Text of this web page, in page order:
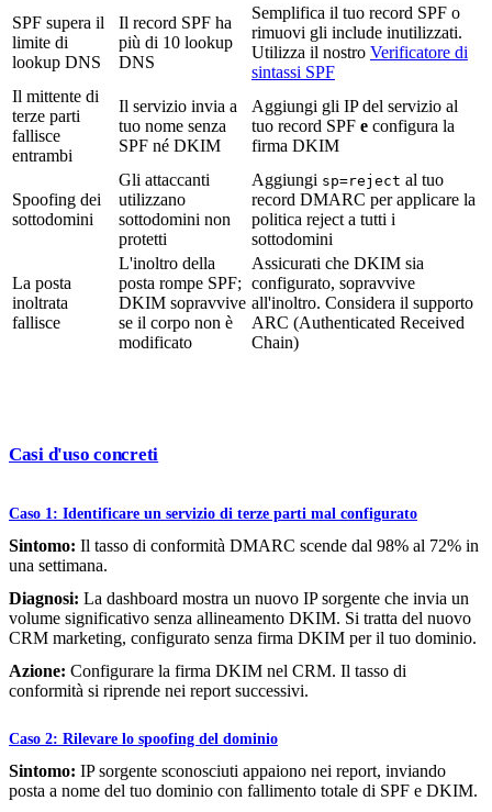
SPF supera il
limite di
lookup DNS
Il record SPF ha
più di 10 lookup
DNS
Semplifica il tuo record SPF o
rimuovi gli include inutilizzati.
Utilizza il nostro Verificatore di
sintassi SPF
Il mittente di
terze parti
fallisce
entrambi
Il servizio invia a
tuo nome senza
SPF né DKIM
Aggiungi gli IP del servizio al
tuo record SPF e configura la
firma DKIM
Spoofing dei
sottodomini
Gli attaccanti
utilizzano
sottodomini non
protetti
Aggiungi sp=reject al tuo
record DMARC per applicare la
politica reject a tutti i
sottodomini
La posta
inoltrata
fallisce
L'inoltro della
posta rompe SPF;
DKIM sopravvive
se il corpo non è
modificato
Assicurati che DKIM sia
configurato, sopravvive
all'inoltro. Considera il supporto
ARC (Authenticated Received
Chain)
Casi d'uso concreti
Caso 1: Identificare un servizio di terze parti mal configurato
Sintomo: Il tasso di conformità DMARC scende dal 98% al 72% in
una settimana.
Diagnosi: La dashboard mostra un nuovo IP sorgente che invia un
volume significativo senza allineamento DKIM. Si tratta del nuovo
CRM marketing, configurato senza firma DKIM per il tuo dominio.
Azione: Configurare la firma DKIM nel CRM. Il tasso di
conformità si riprende nei report successivi.
Caso 2: Rilevare lo spoofing del dominio
Sintomo: IP sorgente sconosciuti appaiono nei report, inviando
posta a nome del tuo dominio con fallimento totale di SPF e DKIM.